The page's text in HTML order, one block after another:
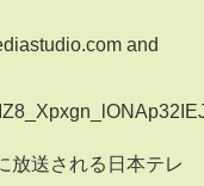
and
放送される日本テレ